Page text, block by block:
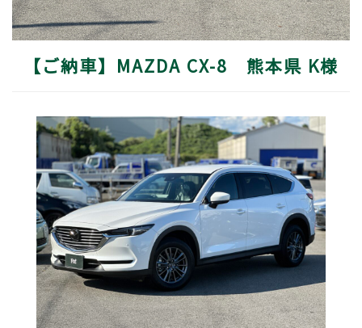
【ご納車】MAZDA CX-8 熊本県 K様